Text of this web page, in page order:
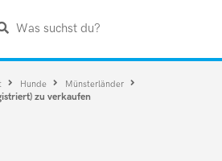
Was suchst du?
Hunde Münsterländer
zu verkaufen